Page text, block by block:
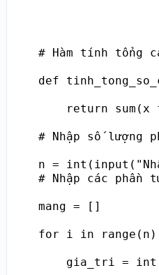
# Hàm tính tổng
def
return sum(x
# Nhập số lượng
n =
# Nhập các phần
mang = []
for i in
gia_tri =